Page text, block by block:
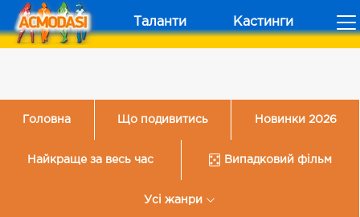
Таланти Кастинги
Головна Що подивитись Новинки 2026
Найкраще за весь час Випадковий фільм
Усі жанри